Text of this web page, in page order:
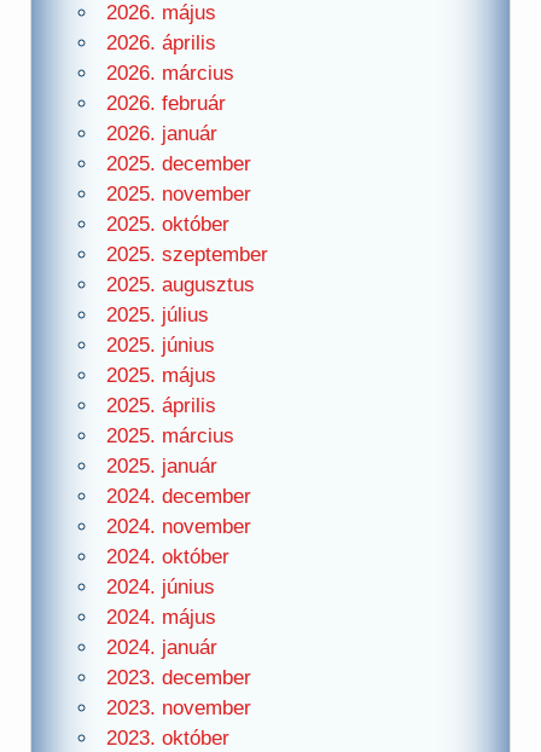
2026. május
2026. április
2026. március
2026. február
2026. január
2025. december
2025. november
2025. október
2025. szeptember
2025. augusztus
2025. július
2025. június
2025. május
2025. április
2025. március
2025. január
2024. december
2024. november
2024. október
2024. június
2024. május
2024. január
2023. december
2023. november
2023. október